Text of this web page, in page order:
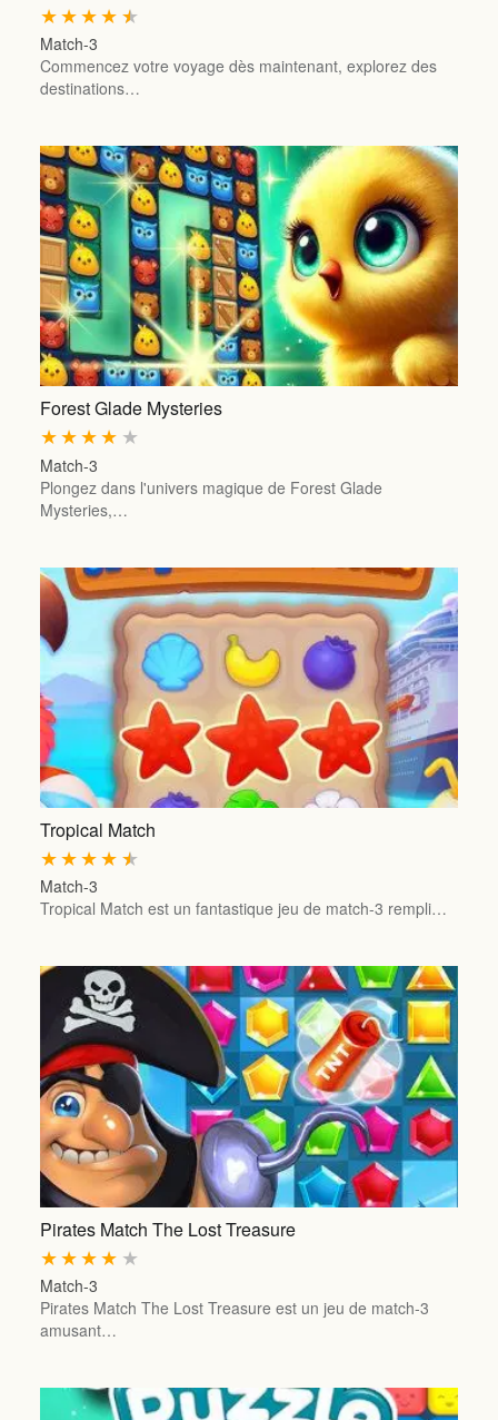
★
★
★
★
★
Match-3
Commencez votre voyage dès maintenant, explorez des
destinations…
Forest Glade Mysteries
★
★
★
★
★
Match-3
Plongez dans l'univers magique de Forest Glade
Mysteries,…
Tropical Match
★
★
★
★
★
Match-3
Tropical Match est un fantastique jeu de match-3 rempli…
Pirates Match The Lost Treasure
★
★
★
★
★
Match-3
Pirates Match The Lost Treasure est un jeu de match-3
amusant…